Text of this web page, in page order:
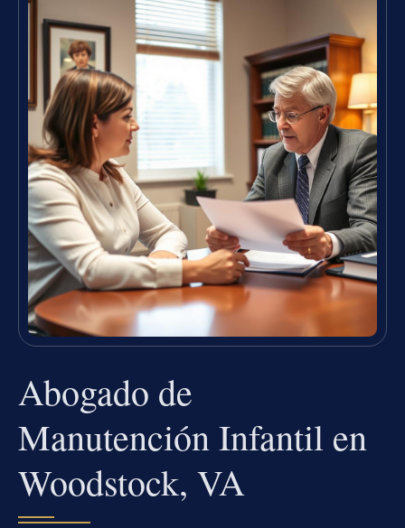
Abogado de
Manutención Infantil en
Woodstock, VA